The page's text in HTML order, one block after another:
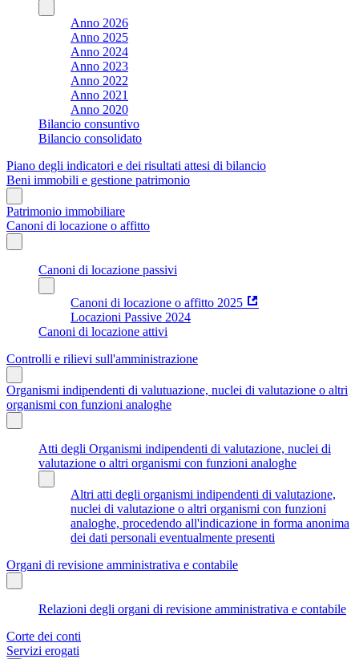
Anno 2026
Anno 2025
Anno 2024
Anno 2023
Anno 2022
Anno 2021
Anno 2020
Bilancio consuntivo
Bilancio consolidato
Piano degli indicatori e dei risultati attesi di bilancio
Beni immobili e gestione patrimonio
Patrimonio immobiliare
Canoni di locazione o affitto
Canoni di locazione passivi
Canoni di locazione o affitto 2025
Locazioni Passive 2024
Canoni di locazione attivi
Controlli e rilievi sull'amministrazione
Organismi indipendenti di valutuazione, nuclei di valutazione o altri
organismi con funzioni analoghe
Atti degli Organismi indipendenti di valutazione, nuclei di
valutazione o altri organismi con funzioni analoghe
Altri atti degli organismi indipendenti di valutazione,
nuclei di valutazione o altri organismi con funzioni
analoghe, procedendo all'indicazione in forma anonima
dei dati personali eventualmente presenti
Organi di revisione amministrativa e contabile
Relazioni degli organi di revisione amministrativa e contabile
Corte dei conti
Servizi erogati